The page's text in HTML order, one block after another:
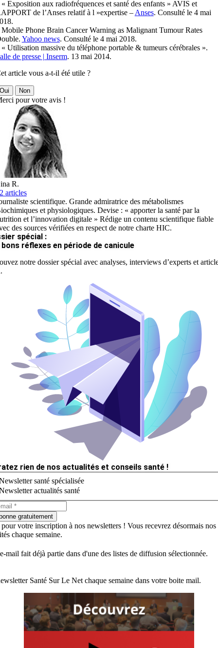
Exposition aux radiofréquences et santé des enfants » AVIS et
de l’Anses relatif à l »expertise –Anses. Consulté le 4 mai
Mobile Phone Brain Cancer Warning as Malignant Tumour Rates
Yahoo news. Consulté le 4 mai 2018.
Utilisation massive du téléphone portable & tumeurs cérébrales ».
de presse | Inserm. 13 mai 2014.
article vous a-t-il été utile ?
Non
pour votre avis !
R.
articles
scientifique. Grande admiratrice des métabolismes
et physiologiques. Devise : « apporter la santé par la
et l’innovation digitale » Rédige un contenu scientifique fiable
des sources vérifiées en respect de notre charte HIC.
spécial :
bons réflexes en période de canicule
notre dossier spécial avec analyses, interviews d’experts et
rien de nos actualités et conseils santé !
santé spécialisée
actualités santé
gratuitement
votre inscription à nos newsletters ! Vous recevrez désormais nos
chaque semaine.
mail fait déjà partie dans d'une des listes de diffusion sélectionnée.
Santé Sur Le Net chaque semaine dans votre boite mail.